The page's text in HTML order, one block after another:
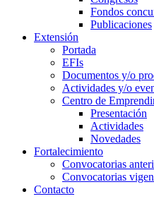
Fondos
Publicaciones
Extensión
Portada
EFIs
Documentos y/o
Actividades y/o
Centro de
Presentación
Actividades
Novedades
Fortalecimiento
Convocatorias
Convocatorias
Contacto